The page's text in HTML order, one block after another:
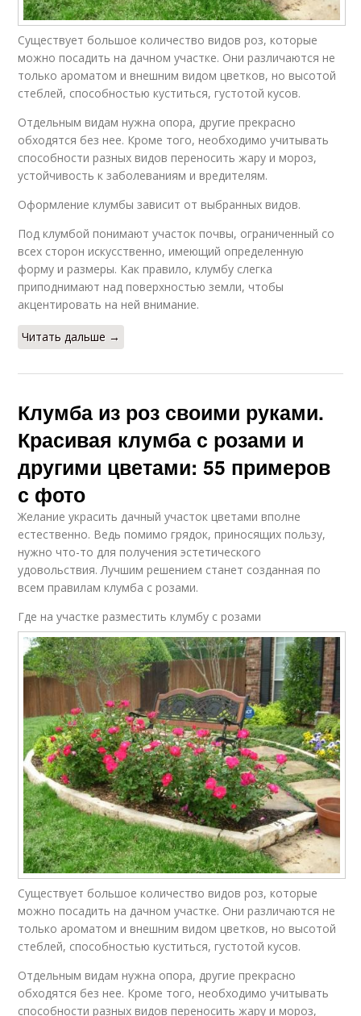
Существует большое количество видов роз, которые
можно посадить на дачном участке. Они различаются не
только ароматом и внешним видом цветков, но высотой
стеблей, способностью куститься, густотой кусов.
Отдельным видам нужна опора, другие прекрасно
обходятся без нее. Кроме того, необходимо учитывать
способности разных видов переносить жару и мороз,
устойчивость к заболеваниям и вредителям.
Оформление клумбы зависит от выбранных видов.
Под клумбой понимают участок почвы, ограниченный со
всех сторон искусственно, имеющий определенную
форму и размеры. Как правило, клумбу слегка
приподнимают над поверхностью земли, чтобы
акцентировать на ней внимание.
Читать дальше →
Клумба из роз своими руками.
Красивая клумба с розами и
другими цветами: 55 примеров
с фото
Желание украсить дачный участок цветами вполне
естественно. Ведь помимо грядок, приносящих пользу,
нужно что-то для получения эстетического
удовольствия. Лучшим решением станет созданная по
всем правилам клумба с розами.
Где на участке разместить клумбу с розами
Существует большое количество видов роз, которые
можно посадить на дачном участке. Они различаются не
только ароматом и внешним видом цветков, но высотой
стеблей, способностью куститься, густотой кусов.
Отдельным видам нужна опора, другие прекрасно
обходятся без нее. Кроме того, необходимо учитывать
способности разных видов переносить жару и мороз,